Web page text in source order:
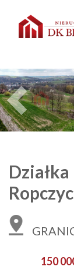
Previous
150